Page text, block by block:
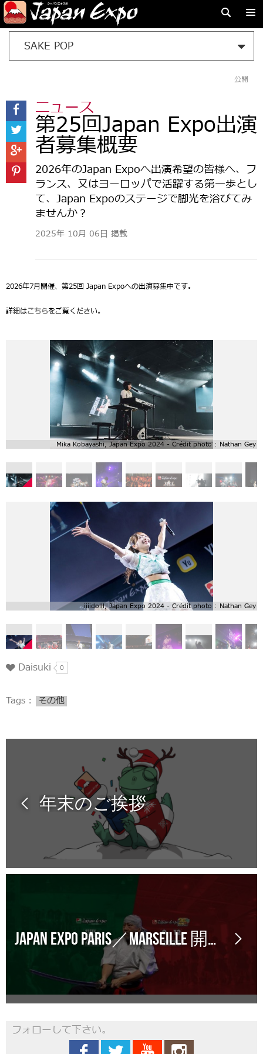
SAKE POP
公開
ニュース
第25回Japan Expo出演
者募集概要
2026年のJapan Expoへ出演希望の皆様へ、フ
ランス、又はヨーロッパで活躍する第一歩とし
て、Japan Expoのステージで脚光を浴びてみ
ませんか？
2025年 10月 06日 掲載
2026年7月開催、第25回 Japan Expoへの出演募集中です。
詳細はこちらをご覧ください。
Mika Kobayashi, Japan Expo 2024 - Crédit photo : Nathan Gey
iiiidolll, Japan Expo 2024 - Crédit photo : Nathan Gey
Daisuki 0
Tags : その他
年末のご挨拶
Japan Expo Paris／Marseille 開催日程
フォローして下さい。